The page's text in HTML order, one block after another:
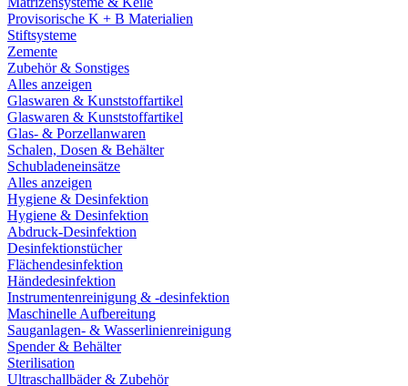
Provisorische K + B Materialien
Stiftsysteme
Zemente
Zubehör & Sonstiges
Alles anzeigen
Glaswaren & Kunststoffartikel
Glaswaren & Kunststoffartikel
Glas- & Porzellanwaren
Schalen, Dosen & Behälter
Schubladeneinsätze
Alles anzeigen
Hygiene & Desinfektion
Hygiene & Desinfektion
Abdruck-Desinfektion
Desinfektionstücher
Flächendesinfektion
Händedesinfektion
Instrumentenreinigung & -desinfektion
Maschinelle Aufbereitung
Sauganlagen- & Wasserlinienreinigung
Spender & Behälter
Sterilisation
Ultraschallbäder & Zubehör